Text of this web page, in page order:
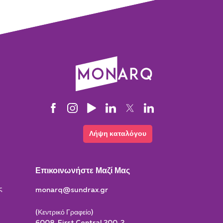
Λήψη καταλόγου
Επικοινωνήστε Μαζί Μας
monarq@sundrax.gr
(Κεντρικό Γραφείο)